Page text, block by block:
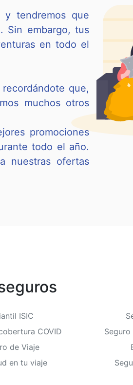
y tendremos que
Sin embargo, tus
en todo el
que,
muchos otros
promociones
todo el año.
nuestras ofertas
ISIC
COVID
de Viaje
en tu viaje
Seguro